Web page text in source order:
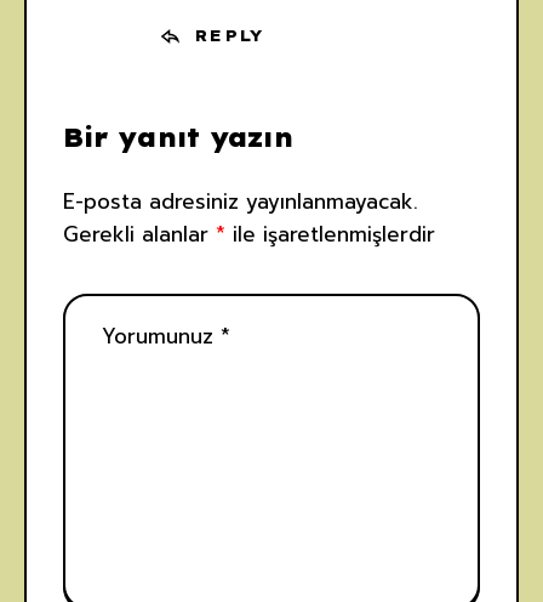
REPLY
Bir yanıt yazın
E-posta adresiniz yayınlanmayacak.
Gerekli alanlar * ile işaretlenmişlerdir